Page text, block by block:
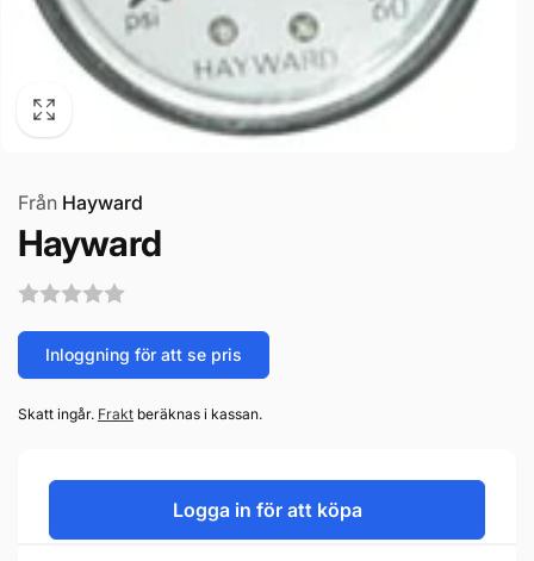
Från Hayward
Hayward
Inloggning för att se pris
Skatt ingår. Frakt beräknas i kassan.
Logga in för att köpa